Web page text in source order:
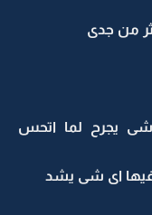
من جدى
شى يجرح لما اتحس
فيها اى شى يشد